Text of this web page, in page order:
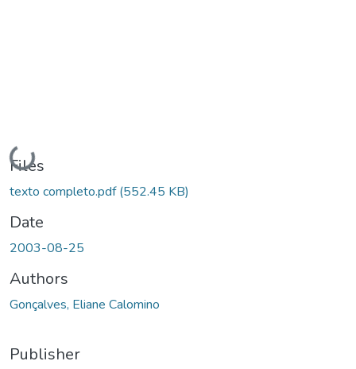
Loading...
Files
texto completo.pdf(552.45 KB)
Date
2003-08-25
Authors
Gonçalves, Eliane Calomino
Publisher